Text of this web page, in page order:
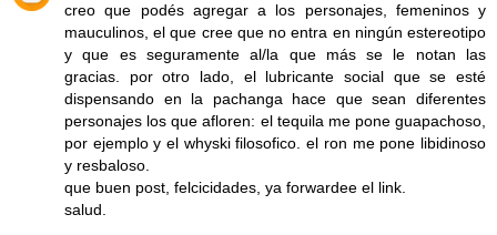
creo que podés agregar a los personajes, femeninos y
mauculinos, el que cree que no entra en ningún estereotipo
y que es seguramente al/la que más se le notan las
gracias. por otro lado, el lubricante social que se esté
dispensando en la pachanga hace que sean diferentes
personajes los que afloren: el tequila me pone guapachoso,
por ejemplo y el whyski filosofico. el ron me pone libidinoso
y resbaloso.
que buen post, felcicidades, ya forwardee el link.
salud.